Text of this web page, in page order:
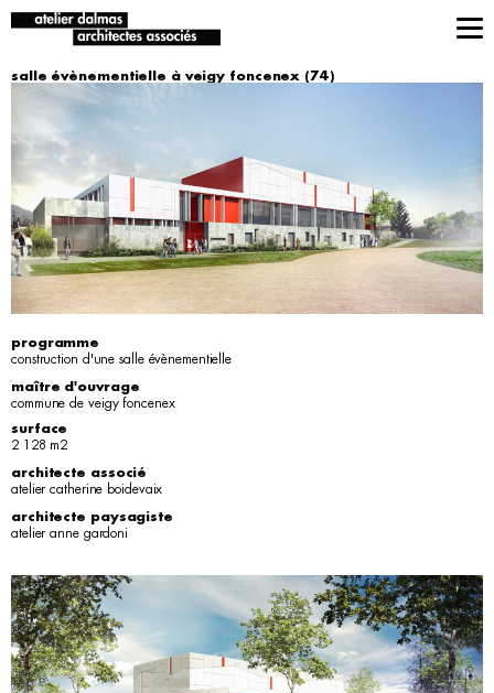
salle évènementielle à veigy foncenex (74)
programme
construction d'une salle évènementielle
maître d'ouvrage
commune de veigy foncenex
surface
2 128 m2
architecte associé
atelier catherine boidevaix
architecte paysagiste
atelier anne gardoni